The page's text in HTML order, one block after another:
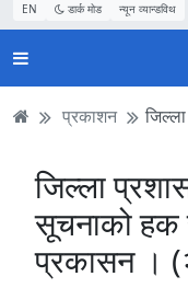
EN डार्क मोड न्यून व्यान्डविथ
प्रकाशन
जिल्ला
सूचनाको हक
प्रकासन ।